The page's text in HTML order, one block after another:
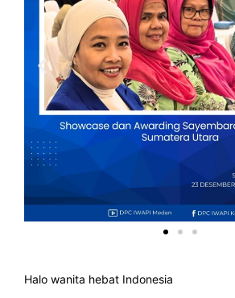
Halo wanita hebat Indonesia